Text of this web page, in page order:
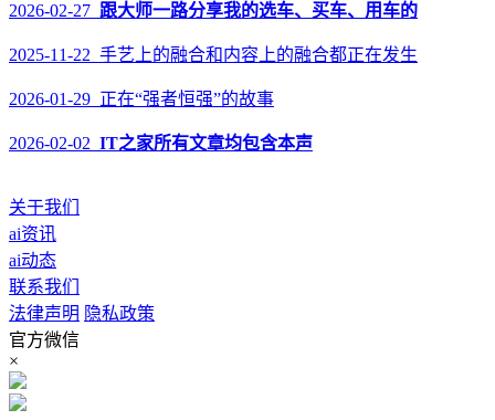
2026-02-27 跟大师一路分享我的选车、买车、用车的
2025-11-22 手艺上的融合和内容上的融合都正在发生
2026-01-29 正在“强者恒强”的故事
2026-02-02 IT之家所有文章均包含本声
关于我们
ai资讯
ai动态
联系我们
法律声明 隐私政策
官方微信
×